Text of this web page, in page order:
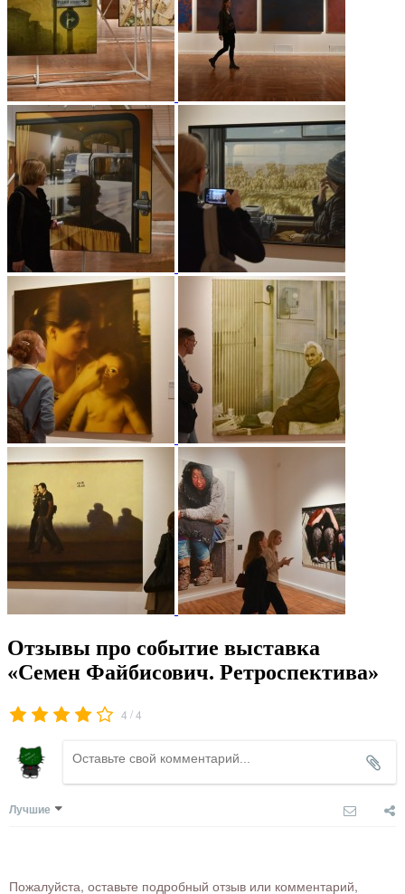
Отзывы про событие выставка
«Семен Файбисович. Ретроспектива»
4 /4
Лучшие
Пожалуйста, оставьте подробный отзыв или комментарий,